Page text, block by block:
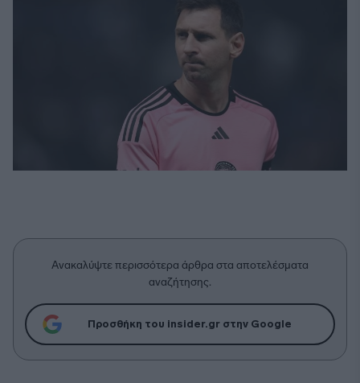
Ανακαλύψτε περισσότερα άρθρα στα αποτελέσματα
αναζήτησης.
Προσθήκη του insider.gr στην Google